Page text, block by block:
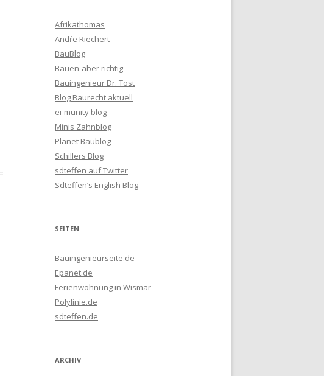
Afrikathomas
Andŕe Riechert
BauBlog
Bauen-aber richtig
Bauingenieur Dr. Tost
Blog Baurecht aktuell
ei-munity blog
Minis Zahnblog
Planet Baublog
Schillers Blog
sdteffen auf Twitter
Sdteffen’s English Blog
SEITEN
Bauingenieurseite.de
Epanet.de
Ferienwohnung in Wismar
Polylinie.de
sdteffen.de
ARCHIV